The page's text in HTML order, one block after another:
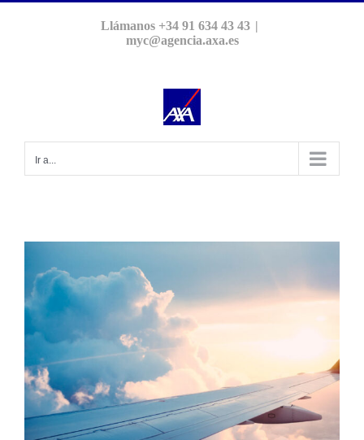
Llámanos +34 91 634 43 43 |
myc@agencia.axa.es
Ir a...